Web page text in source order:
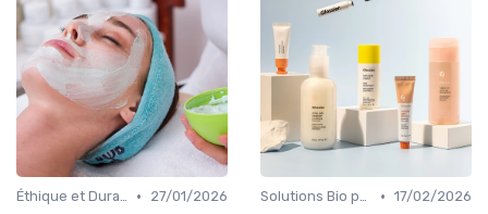
Éthique et Durabilité •
27/01/2026
Solutions Bio pour Problèmes de Peau • 17/02/2026